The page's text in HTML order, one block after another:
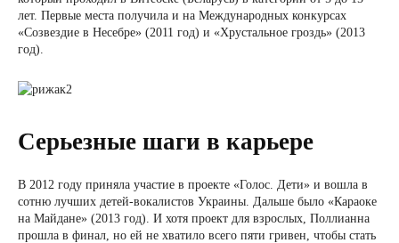
лет. Первые места получила и на Международных конкурсах
«Созвездие в Несебре» (2011 год) и «Хрустальное гроздь» (2013
год).
Серьезные шаги в карьере
В 2012 году приняла участие в проекте «Голос. Дети» и вошла в
сотню лучших детей-вокалистов Украины. Дальше было «Караоке
на Майдане» (2013 год). И хотя проект для взрослых, Поллианна
прошла в финал, но ей не хватило всего пяти гривен, чтобы стать